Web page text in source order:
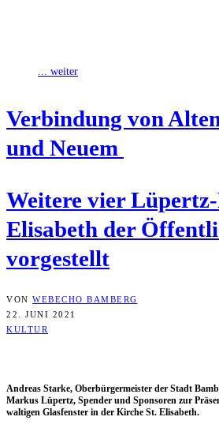
... weiter
Ver­bin­dung von
und Neuem
Wei­te­re vier
Eli­sa­beth der
vorgestellt
VON WEBECHO BAMBERG
22. JUNI 2021
KULTUR
Andre­as Star­ke, Ober­bür­ger­meis­ter der Stadt
Mar­kus Lüpertz, Spen­der und Spon­so­ren zur
wal­ti­gen Glas­fens­ter in der Kir­che St. Elisabeth.